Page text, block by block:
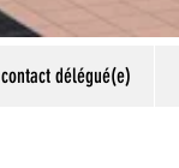
contact délégué(e)